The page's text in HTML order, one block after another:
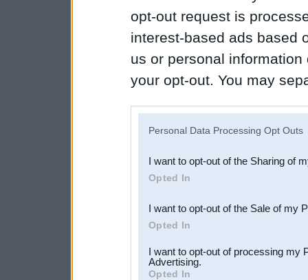
opt-out request is
interest-based ads based
us or personal
your opt-out. You may
Downstream Participants
third parties.
Personal Data Processing Opt Outs
I want to opt-out of the Sharing of
Opted In
I want to opt-out of the Sale of my
Opted In
I want to opt-out of processing my
Advertising.
Opted In